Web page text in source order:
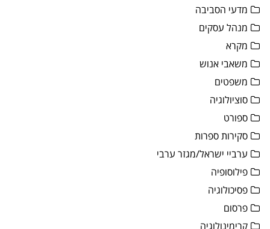
מדעי הסביבה
מנהל עסקים
מקרא
משאבי אנוש
משפטים
סוציולוגיה
ספורט
סקירות ספרות
ערביי ישראל/מגזר ערבי
פילוסופיה
פסיכולוגיה
פרסום
קרימינולוגיה